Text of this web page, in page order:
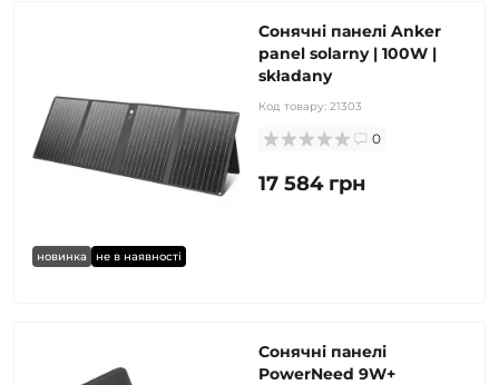
новинка не в наявності
Сонячні панелі Anker
panel solarny | 100W |
składany
Код товару: 21303
0
17 584 грн
Сонячні панелі
PowerNeed 9W+